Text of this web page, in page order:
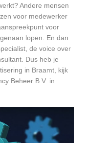
Andere mensen
voor medewerker
voor
lopen. En dan
de voice over
Dus heb je
in Braamt, kijk
Beheer B.V. in